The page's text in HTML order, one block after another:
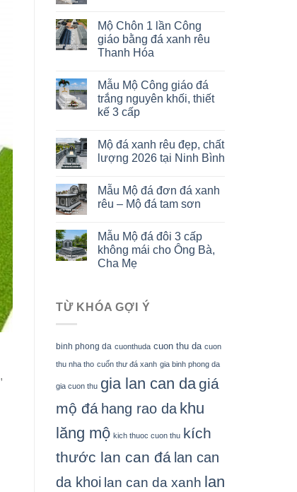
,
Mộ Chôn 1 lần Công
giáo bằng đá xanh rêu
Thanh Hóa
Mẫu Mộ Công giáo đá
trắng nguyên khối, thiết
kế 3 cấp
Mộ đá xanh rêu đẹp, chất
lượng 2026 tại Ninh Bình
Mẫu Mộ đá đơn đá xanh
rêu – Mộ đá tam sơn
Mẫu Mộ đá đôi 3 cấp
không mái cho Ông Bà,
Cha Mẹ
TỪ KHÓA GỢI Ý
binh phong da cuonthuda cuon thu da cuon
thu nha tho cuốn thư đá xanh gia binh phong da
gia cuon thu gia lan can dagiá
mộ đá hang rao da khu
lăng mộ kich thuoc cuon thu kích
thước lan can đá lan can
da khoi lan can da xanh lan